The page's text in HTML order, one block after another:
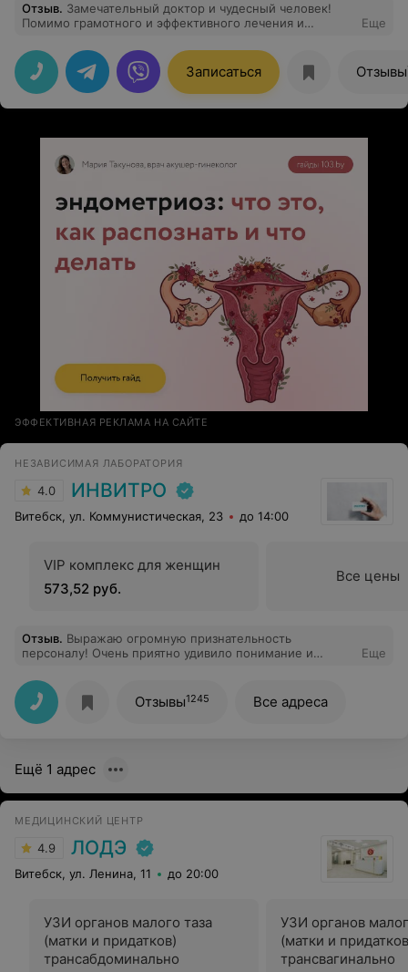
Отзыв. Замечательный доктор и чудесный человек!
Помимо грамотного и эффективного лечения и
поддержит. Очень рада, что однажды решила придти к
ней на прием и у нас всё получилось!
Еще
Записаться Отзывы
ЭФФЕКТИВНАЯ РЕКЛАМА НА САЙТЕ
НЕЗАВИСИМАЯ ЛАБОРАТОРИЯ
4.0 ИНВИТРО
Витебск, ул. Коммунистическая, 23 до 14:00
VIP комплекс для женщин
573,52 руб.
Все цены
Отзыв. Выражаю огромную признательность
персоналу! Очень приятно удивило понимание и
больному! Спасибо вам огромное!
Еще
Отзывы1245 Все адреса
Ещё 1 адрес
МЕДИЦИНСКИЙ ЦЕНТР
4.9 ЛОДЭ
Витебск, ул. Ленина, 11 до 20:00
УЗИ органов малого таза
(матки и придатков)
трансабдоминально
УЗИ органов
(матки и
трансвагинально